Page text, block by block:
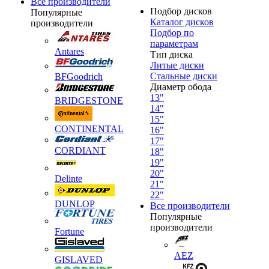
Популярные
производители
Antares
BFGoodrich
BRIDGESTONE
CONTINENTAL
CORDIANT
Delinte
DUNLOP
Fortune
GISLAVED
Подбор дисков
Каталог дисков
Подбор по
параметрам
Тип диска
Литые диски
Стальные диски
Диаметр обода
13"
14"
15"
16"
17"
18"
19"
20"
21"
22"
Все производители
Популярные
производители
AEZ